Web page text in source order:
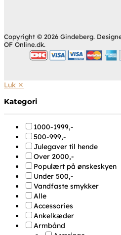
Copyright © 2026 Gindeberg.
OF Online.dk.
Luk ✕
Kategori
1000-1999,-
500-999,-
Julegaver til hende
Over 2000,-
Populært på ønskeskyen
Under 500,-
Vandfaste smykker
Alle
Accessories
Ankelkæder
Armbånd